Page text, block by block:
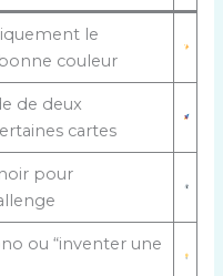
le
couleur
de deux
cartes
pour
ou “inventer une